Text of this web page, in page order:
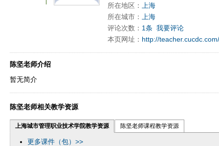
所在地区：
上海
所在城市：
上海
评论次数： 1条 我要评论
本页网址： http://
陈坚老师介绍
暂无简介
陈坚老师相关教学资源
上海城市管理职业技术学院教学资源 陈坚老师课程教学资源
更多课件（包）>>